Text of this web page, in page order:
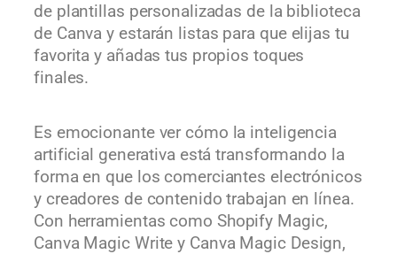
de plantillas personalizadas de la biblioteca
de Canva y estarán listas para que elijas tu
favorita y añadas tus propios toques
finales.
Es emocionante ver cómo la inteligencia
artificial generativa está transformando la
forma en que los comerciantes electrónicos
y creadores de contenido trabajan en línea.
Con herramientas como Shopify Magic,
CanvaMagic Write y CanvaMagic Design,